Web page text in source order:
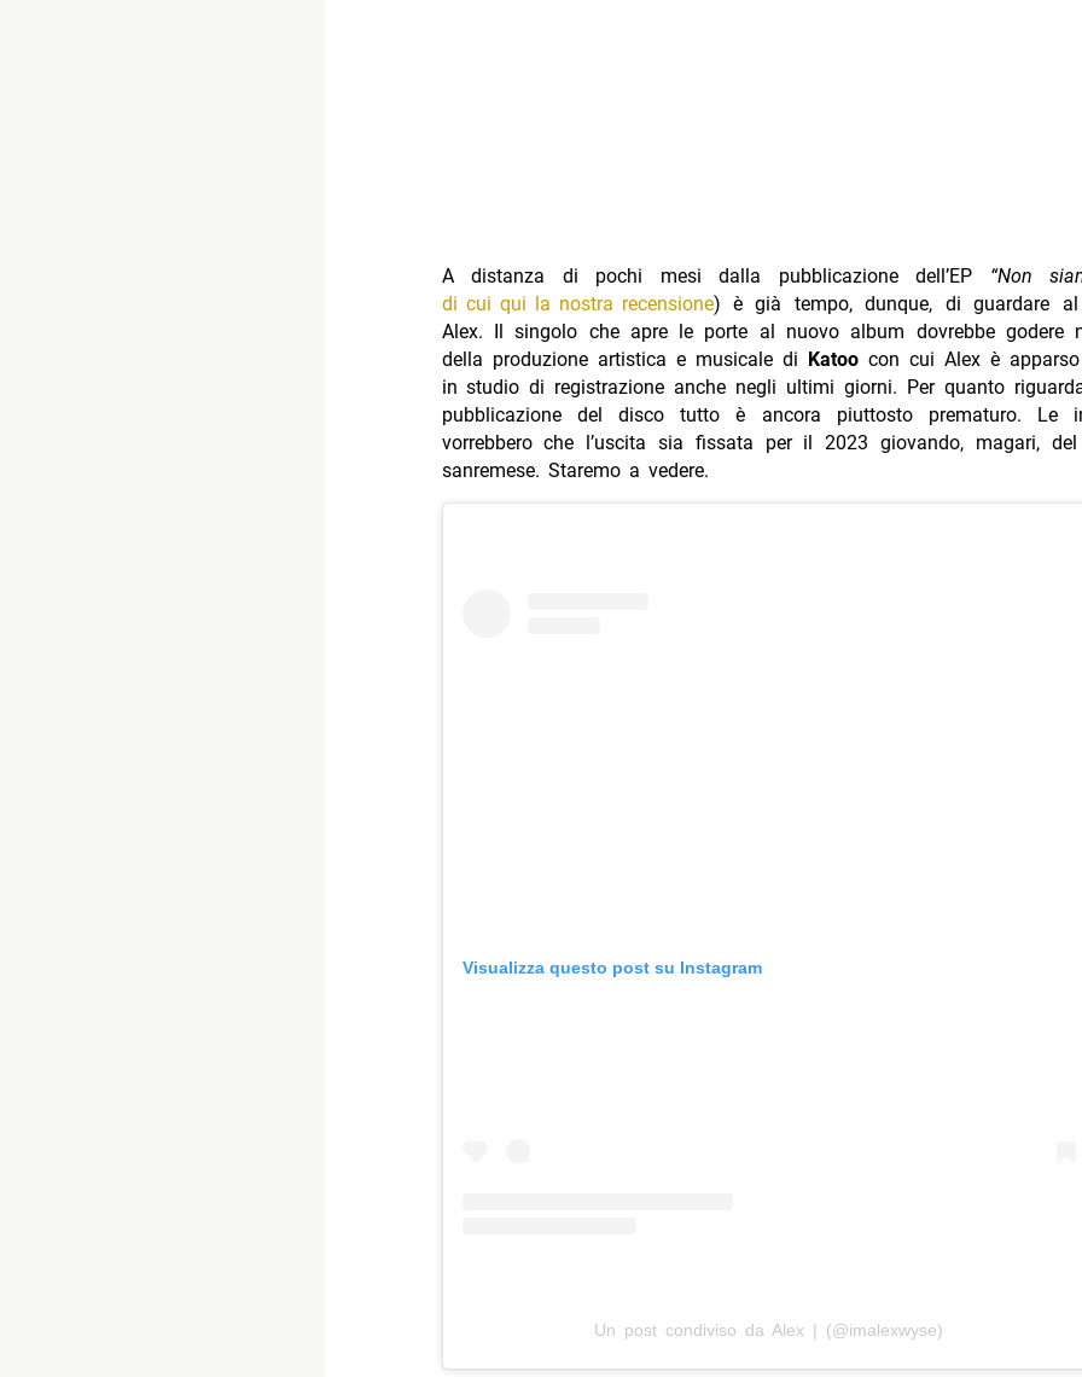
A distanza di pochi mesi dalla pubblicazione dell’EP “Non
di cui qui la nostra recensione) è già tempo, dunque, di guardare
Alex. Il singolo che apre le porte al nuovo album dovrebbe godere
della produzione artistica e musicale di
Katoocon cui Alex è
in studio di registrazione anche negli ultimi giorni. Per quanto
pubblicazione del disco tutto è ancora piuttosto prematuro. Le
vorrebbero che l’uscita sia fissata per il 2023 giovando, magari,
sanremese. Staremo a vedere.
Visualizza questo post su Instagram
Un post condiviso da Alex | (@imalexwyse)